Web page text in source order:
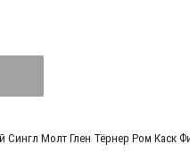
Сингл Молт Глен Тёрнер Ром Каск